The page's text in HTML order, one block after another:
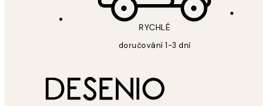
RYCHLÉ
doručování 1-3 dní